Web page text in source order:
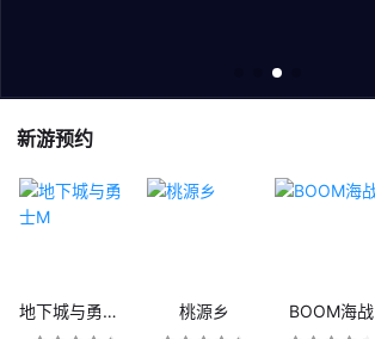
新游预约
地下城与勇士M 桃源乡 BOOM海战